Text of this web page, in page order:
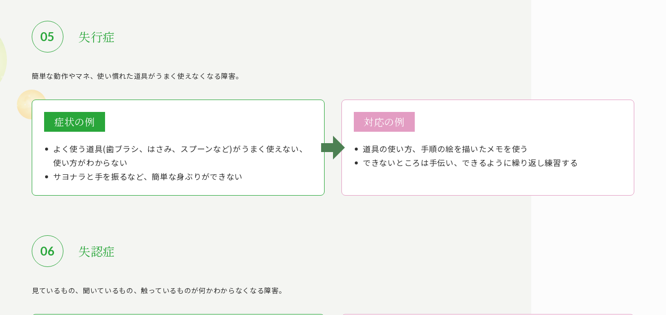
失行症
簡単な動作やマネ、使い慣れた道具がうまく使えなくなる障害。
症状の例
よく使う道具(歯ブラシ、はさみ、スプーンなど)がうまく使えない、
使い方がわからない
サヨナラと手を振るなど、簡単な身ぶりができない
対応の例
道具の使い方、手順の絵を描いたメモを使う
できないところは手伝い、できるように繰り返し練習する
失認症
見ているもの、聞いているもの、触っているものが何かわからなくなる障害。